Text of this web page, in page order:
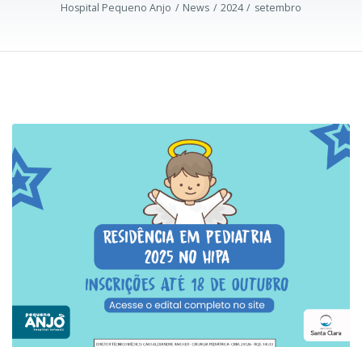
Hospital Pequeno Anjo News 2024 setembro